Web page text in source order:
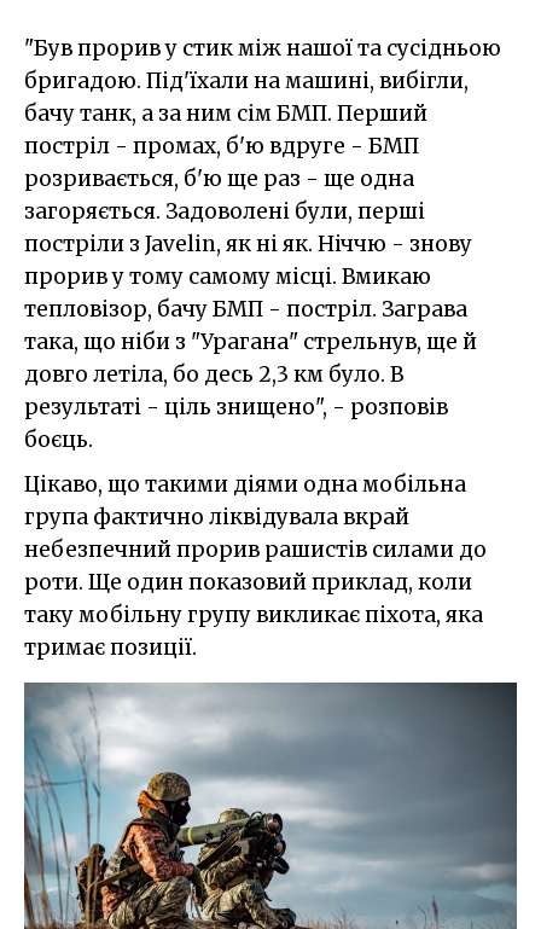
"Був прорив у стик між нашої та сусідньою
бригадою. Під'їхали на машині, вибігли,
бачу танк, а за ним сім БМП. Перший
постріл - промах, б'ю вдруге - БМП
розривається, б'ю ще раз - ще одна
загоряється. Задоволені були, перші
постріли з Javelin, як ні як. Ніччю - знову
прорив у тому самому місці. Вмикаю
тепловізор, бачу БМП - постріл. Заграва
така, що ніби з "Урагана" стрельнув, ще й
довго летіла, бо десь 2,3 км було. В
результаті - ціль знищено", - розповів
боєць.
Цікаво, що такими діями одна мобільна
група фактично ліквідувала вкрай
небезпечний прорив рашистів силами до
роти. Ще один показовий приклад, коли
таку мобільну групу викликає піхота, яка
тримає позиції.